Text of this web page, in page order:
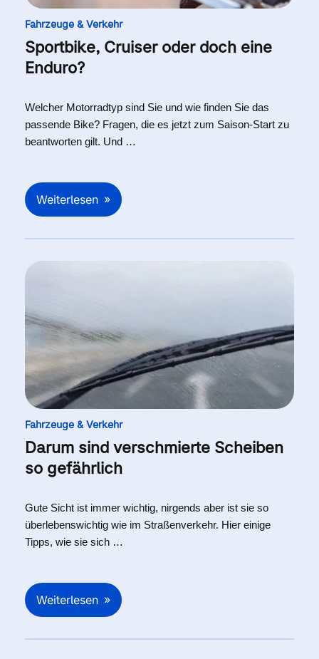
Fahrzeuge & Verkehr
Sportbike, Cruiser oder doch eine
Enduro?
Welcher Motorradtyp sind Sie und wie finden Sie das
passende Bike? Fragen, die es jetzt zum Saison-Start zu
beantworten gilt. Und …
Weiterlesen
Fahrzeuge & Verkehr
Darum sind verschmierte Scheiben
so gefährlich
Gute Sicht ist immer wichtig, nirgends aber ist sie so
überlebenswichtig wie im Straßenverkehr. Hier einige
Tipps, wie sie sich …
Weiterlesen